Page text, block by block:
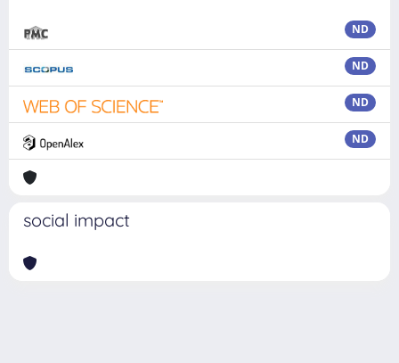
ND
ND
ND
ND
social impact